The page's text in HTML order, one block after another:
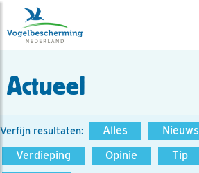
Actueel
Verfijn resultaten: Alles Nieuws
Verdieping
Opinie Tip